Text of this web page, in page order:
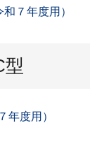
７年度用）
型
年度用）